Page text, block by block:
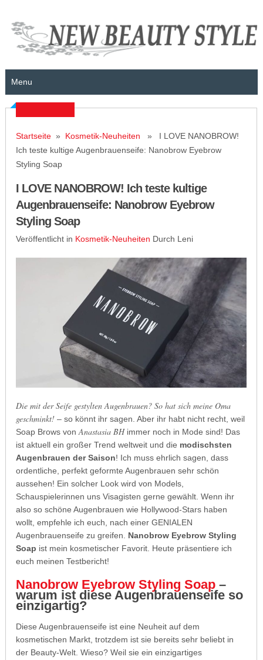
Menu
Startseite » Kosmetik-Neuheiten » I LOVE NANOBROW!
Ich teste kultige Augenbrauenseife: Nanobrow Eyebrow
Styling Soap
I LOVE NANOBROW! Ich teste kultige
Augenbrauenseife: Nanobrow Eyebrow
Styling Soap
Veröffentlicht in Kosmetik-Neuheiten Durch Leni
Die mit der Seife gestylten Augenbrauen? So hat sich meine Oma
geschminkt! – so könnt ihr sagen. Aber ihr habt nicht recht, weil
Soap Brows vonAnastasia BHimmer noch in Mode sind! Das
ist aktuell ein großer Trend weltweit und die modischsten
Augenbrauen der Saison! Ich muss ehrlich sagen, dass
ordentliche, perfekt geformte Augenbrauen sehr schön
aussehen! Ein solcher Look wird von Models,
Schauspielerinnen uns Visagisten gerne gewählt. Wenn ihr
also so schöne Augenbrauen wie Hollywood-Stars haben
wollt, empfehle ich euch, nach einer GENIALEN
Augenbrauenseife zu greifen. Nanobrow Eyebrow Styling
Soap ist mein kosmetischer Favorit. Heute präsentiere ich
euch meinen Testbericht!
Nanobrow Eyebrow Styling Soap –
warum ist diese Augenbrauenseife so
einzigartig?
Diese Augenbrauenseife ist eine Neuheit auf dem
kosmetischen Markt, trotzdem ist sie bereits sehr beliebt in
der Beauty-Welt. Wieso? Weil sie ein einzigartiges